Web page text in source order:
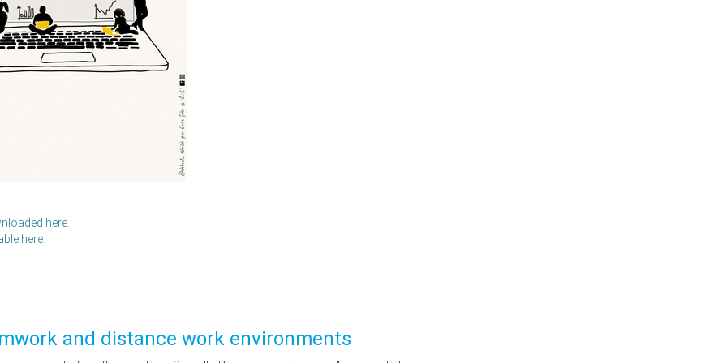
here.
here.
and distance work environments